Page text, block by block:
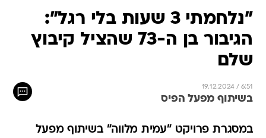
"נלחמתי 3 שעות בלי רגל":
הגיבור בן ה-73 שהציל קיבוץ
שלם
19.12.2024 / 6:51
בשיתוף מפעל הפיס
במסגרת פרויקט "עמית מלווה" בשיתוף מפעל